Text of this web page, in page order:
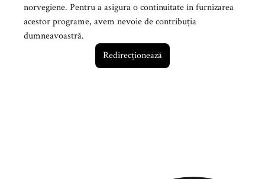
norvegiene. Pentru a asigura o continuitate în furnizarea
acestor programe, avem nevoie de contribuția
dumneavoastră.
Redirecționează